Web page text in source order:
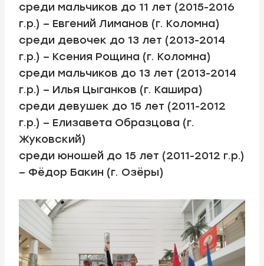
среди мальчиков до 11 лет (2015-2016
г.р.) – Евгений Лиманов (г. Коломна)
среди девочек до 13 лет (2013-2014
г.р.) – Ксения Рощина (г. Коломна)
среди мальчиков до 13 лет (2013-2014
г.р.) – Илья Цыганков (г. Кашира)
среди девушек до 15 лет (2011-2012
г.р.) – Елизавета Образцова (г.
Жуковский)
среди юношей до 15 лет (2011-2012 г.р.)
– Фёдор Бакин (г. Озёры)